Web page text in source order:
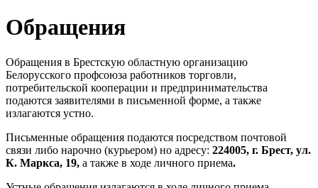
Обращения
Обращения в Брестскую областную организацию
Белорусского профсоюза работников торговли,
потребительской кооперации и предпринимательства
подаются заявителями в письменной форме, а также
излагаются устно.
Письменные обращения подаются посредством почтовой
связи либо нарочно (курьером) но адресу: 224005, г. Брест, ул.
К. Маркса, 19, а также в ходе личного приема.